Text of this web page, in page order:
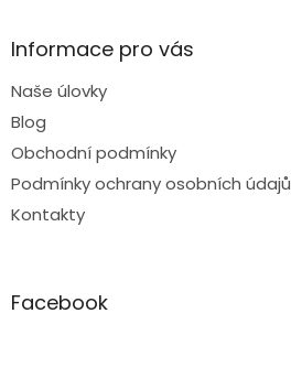
Informace pro vás
Naše úlovky
Blog
Obchodní podmínky
Podmínky ochrany osobních údajů
Kontakty
Facebook